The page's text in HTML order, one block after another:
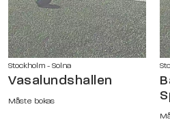
Stockholm - Solna
Vasalundshallen
Måste bokas